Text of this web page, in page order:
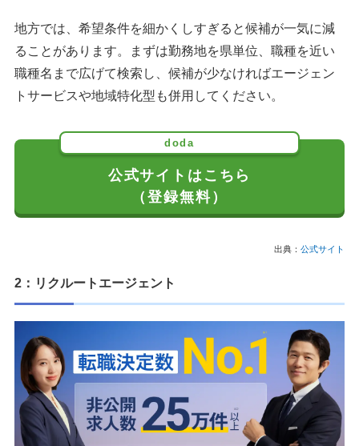
三重県の転職サイト｜O-GOE
高知県の転職サイト｜高知求人ネット
愛媛県の転職サイト｜あのこの愛媛
徳島県の転職サイト｜いつか徳島
山口県の転職サイト｜もってけ！転職エージェント
島根県の転職サイト｜くらしまねっと
鳥取県の転職サイト｜トリビズ
宮崎県の転職サイト｜ふるさと宮崎人材バンク
大分県の転職サイト｜天職大分
熊本県の転職サイト｜はたらくぞドットコム
長崎県の転職サイト｜エヌナビキャリア
佐賀県の転職サイト｜さがジョブナビ
地方では、希望条件を細かくしすぎると候補が一気に減
ることがあります。まずは勤務地を県単位、職種を近い
職種名まで広げて検索し、候補が少なければエージェン
トサービスや地域特化型も併用してください。
doda
公式サイトはこちら
（登録無料）
出典： 公式サイト
2：リクルートエージェント